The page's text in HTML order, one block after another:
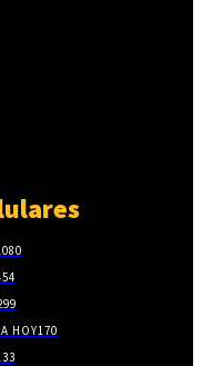
HOY170